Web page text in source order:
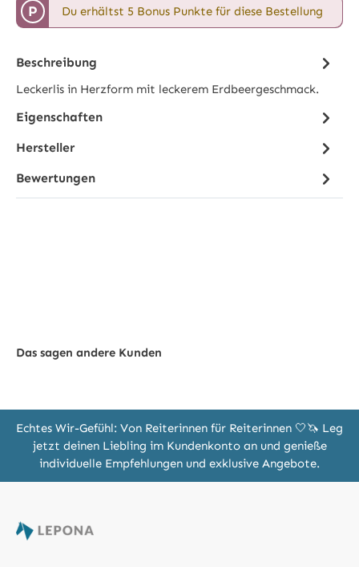
P Du erhältst 5 Bonus Punkte für diese Bestellung
Beschreibung
Leckerlis in Herzform mit leckerem Erdbeergeschmack.
Eigenschaften
Hersteller
Bewertungen
Das sagen andere Kunden
Echtes Wir-Gefühl: Von Reiterinnen für Reiterinnen 🤍🦄 Leg
jetzt deinen Liebling im Kundenkonto an und genieße
individuelle Empfehlungen und exklusive Angebote.